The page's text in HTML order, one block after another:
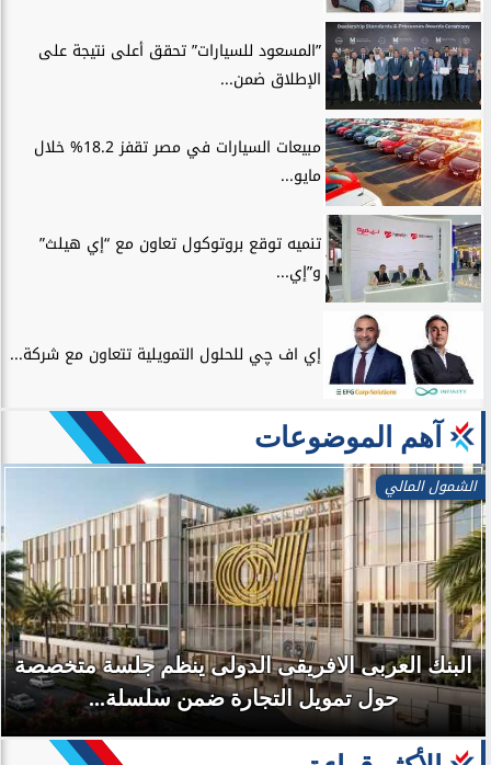
”المسعود للسيارات” تحقق أعلى نتيجة على
الإطلاق ضمن...
مبيعات السيارات في مصر تقفز 18.2% خلال
مايو...
تنميه توقع بروتوكول تعاون مع “إي هيلث”
و”إي...
إي اف چي للحلول التمويلية تتعاون مع شركة...
آهم الموضوعات
الشمول المالي
البنك العربى الافريقى الدولى ينظم جلسة متخصصة
حول تمويل التجارة ضمن سلسلة...